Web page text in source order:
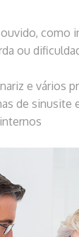
como
ou
e vários
de sinusite